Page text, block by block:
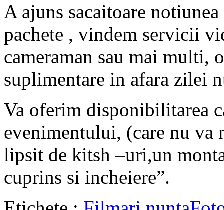
A ajuns sacaitoare
pachete , vindem servicii
cameraman sau mai multi,
suplimentare in afara zilei
Va oferim disponibilitarea
evenimentului, (care nu va
lipsit de kitsh –uri,un
cuprins si incheiere”.